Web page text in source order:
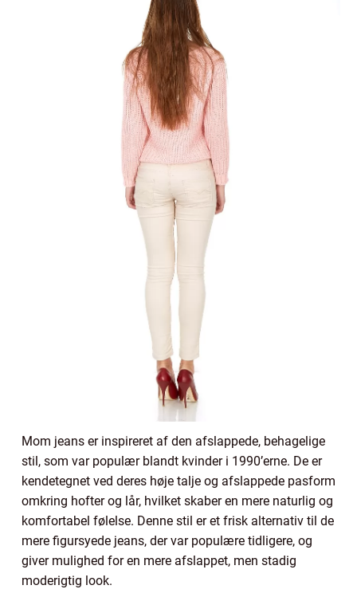
Mom jeans er inspireret af den afslappede, behagelige
stil, som var populær blandt kvinder i 1990’erne. De er
kendetegnet ved deres høje talje og afslappede pasform
omkring hofter og lår, hvilket skaber en mere naturlig og
komfortabel følelse. Denne stil er et frisk alternativ til de
mere figursyede jeans, der var populære tidligere, og
giver mulighed for en mere afslappet, men stadig
moderigtig look.